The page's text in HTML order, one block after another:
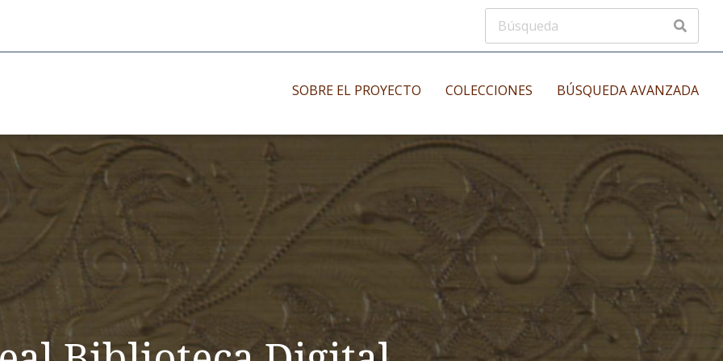
SOBRE EL PROYECTO COLECCIONES
Impresos antiguos
Impresos modernos
Impresos menores
Manuscritos musicales
BÚSQUEDA AVANZADA